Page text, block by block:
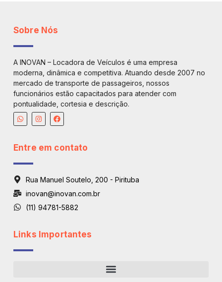
Sobre Nós
A INOVAN – Locadora de Veículos é uma empresa
moderna, dinâmica e competitiva. Atuando desde 2007 no
mercado de transporte de passageiros, nossos
funcionários estão capacitados para atender com
pontualidade, cortesia e descrição.
Entre em contato
Rua Manuel Soutelo, 200 - Pirituba
inovan@inovan.com.br
(11) 94781-5882
Links Importantes